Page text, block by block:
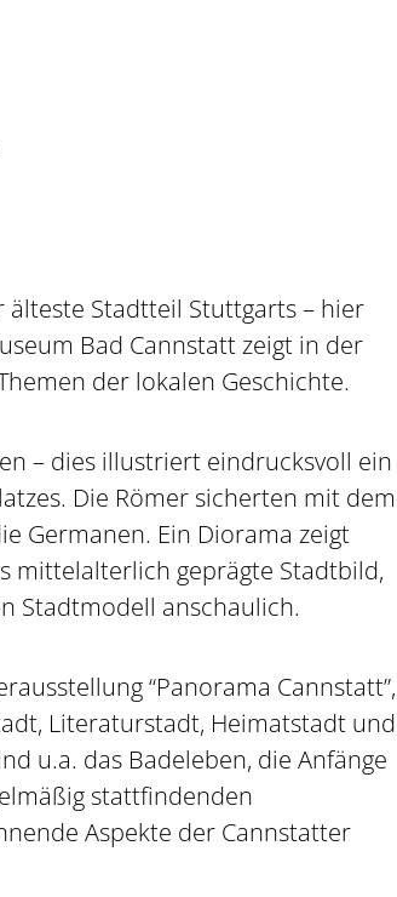
Stadtteil Stuttgarts – hier
Bad Cannstatt zeigt in der
der lokalen Geschichte.
– dies illustriert eindrucksvoll ein
Die Römer sicherten mit dem
Germanen. Ein Diorama zeigt
mittelalterlich geprägte Stadtbild,
Stadtmodell anschaulich.
“Panorama Cannstatt”,
Literaturstadt, Heimatstadt und
u.a. das Badeleben, die Anfänge
stattfindenden
Aspekte der Cannstatter